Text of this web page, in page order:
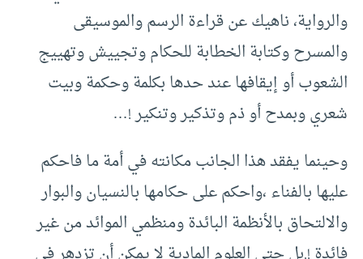
والرواية، ناهيك عن قراءة الرسم والموسيقى
والمسرح وكتابة الخطابة للحكام وتجييش وتهييج
الشعوب أو إيقافها عند حدها بكلمة وحكمة وبيت
شعري وبمدح أو ذم وتذكير وتنكير !…
وحينما يفقد هذا الجانب مكانته في أمة ما فاحكم
عليها بالفناء ،واحكم على حكامها بالنسيان والبوار
والالتحاق بالأنظمة البائدة ومنظمي الموائد من غير